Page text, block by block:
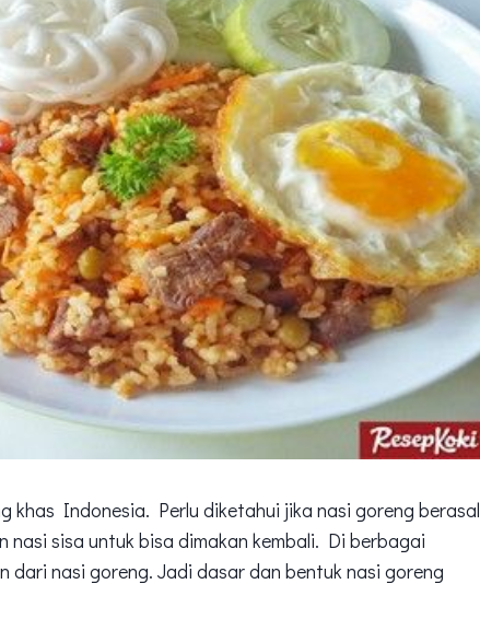
khas Indonesia. Perlu diketahui jika nasi goreng berasal
sisa untuk bisa dimakan kembali. Di berbagai
dari nasi goreng. Jadi dasar dan bentuk nasi goreng